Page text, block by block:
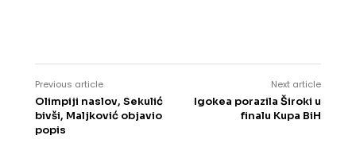
Previous article
Olimpiji naslov, Sekulić
bivši, Maljković objavio
popis
Next article
Igokea porazila Široki u
finalu Kupa BiH